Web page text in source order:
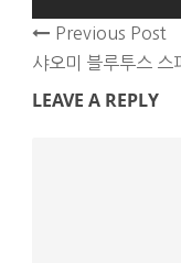
Previous Post
샤오미 블루투스 스
LEAVE A REPLY